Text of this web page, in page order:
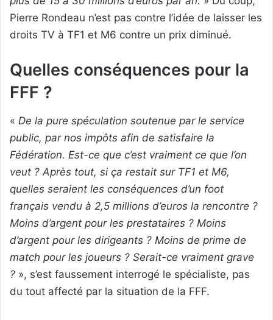
Pierre Rondeau n’est pas contre l’idée de laisser les
droits TV à TF1 et M6 contre un prix diminué.
Quelles conséquences pour la
FFF ?
« De la pure spéculation soutenue par le service
public, par nos impôts afin de satisfaire la
Fédération. Est-ce que c’est vraiment ce que l’on
veut ? Après tout, si ça restait sur TF1 et M6,
quelles seraient les conséquences d’un foot
français vendu à 2,5 millions d’euros la rencontre ?
Moins d’argent pour les prestataires ? Moins
d’argent pour les dirigeants ? Moins de prime de
match pour les joueurs ? Serait-ce vraiment grave
? », s’est faussement interrogé le spécialiste, pas
du tout affecté par la situation de la FFF.